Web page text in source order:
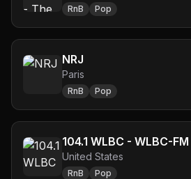
RnB Pop
NRJ
Paris
RnB Pop
104.1 WLBC - WLBC-FM
United States
RnB Pop